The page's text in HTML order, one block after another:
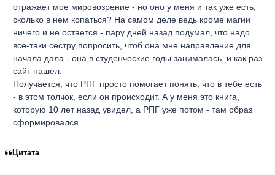
отражает мое мировозрение - но оно у меня и так уже есть,
сколько в нем копаться? На самом деле ведь кроме магии
ничего и не остается - пару дней назад подумал, что надо
все-таки сестру попросить, чтоб она мне направление для
начала дала - она в студенческие годы занималась, и как раз
сайт нашел.
Получается, что РПГ просто помогает понять, что в тебе есть
- в этом толчок, если он происходит. А у меня это книга,
которую 10 лет назад увидел, а РПГ уже потом - там образ
сформировался.
Цитата